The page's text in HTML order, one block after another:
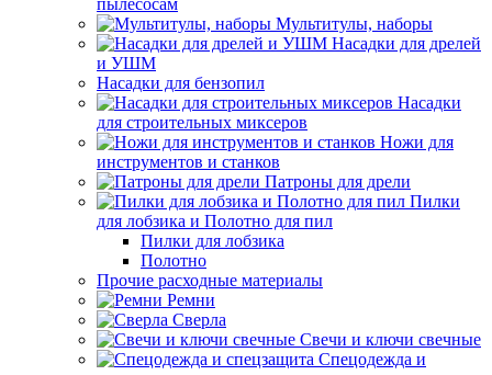
пылесосам
Мультитулы, наборы
Насадки для дрелей
и УШМ
Насадки для бензопил
Насадки
для строительных миксеров
Ножи для
инструментов и станков
Патроны для дрели
Пилки
для лобзика и Полотно для пил
Пилки для лобзика
Полотно
Прочие расходные материалы
Ремни
Сверла
Свечи и ключи свечные
Спецодежда и